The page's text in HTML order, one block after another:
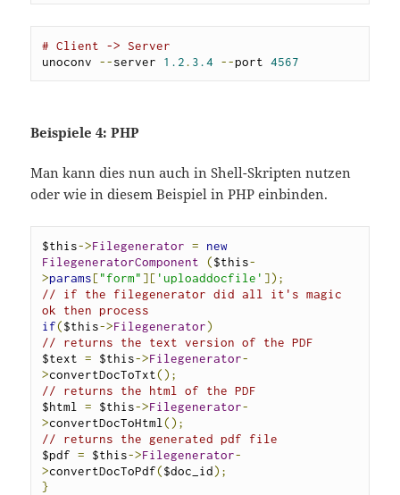
# Client -> Server
unoconv --server 1.2 . 3.4 --port 4567
Beispiele 4: PHP
Man kann dies nun auch in Shell-Skripten nutzen
oder wie in diesem Beispiel in PHP einbinden.
$this->Filegenerator =
new
FilegeneratorComponent
($this-
>params["form" ][ 'uploaddocfile' ]);
// if the filegenerator did all it's magic
ok then process
if($this->Filegenerator)
// returns the text version of the PDF
$text = $this->Filegenerator-
>convertDocToTxt();
// returns the html of the PDF
$html = $this->Filegenerator-
>convertDocToHtml ();
// returns the generated pdf file
$pdf = $this->Filegenerator-
>convertDocToPdf($doc_id);
}